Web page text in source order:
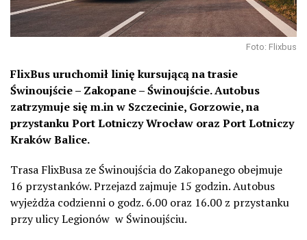
Foto: Flixbus
FlixBus uruchomił linię kursującą na trasie
Świnoujście – Zakopane – Świnoujście. Autobus
zatrzymuje się m.inw Szczecinie, Gorzowie, na
przystanku Port Lotniczy Wrocław oraz Port Lotniczy
Kraków Balice.
Trasa FlixBusa ze Świnoujścia do Zakopanego obejmuje
16 przystanków. Przejazd zajmuje 15 godzin. Autobus
wyjeżdża codzienni o godz. 6.00 oraz 16.00 z przystanku
przy ulicy Legionów w Świnoujściu.